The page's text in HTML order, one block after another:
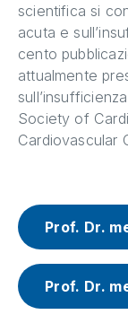
scientifica si
acuta e
cento
attualmente
Society of
Cardiovascular
Prof. Dr.
Prof. Dr.